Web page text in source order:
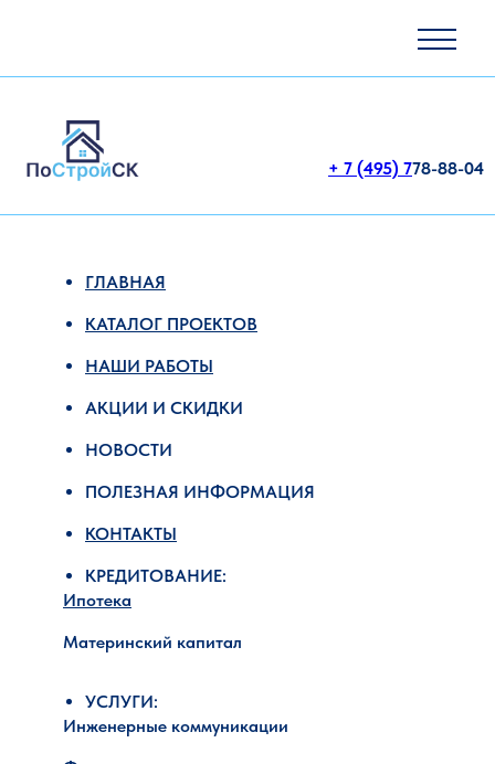
КАТАЛОГ ПРОЕКТОВ
Инженерные коммуникации
Ипотека
ГЛАВНАЯ
УСЛУГИ:
КРЕДИТОВАНИЕ:
АКЦИИ И СКИДКИ
НОВОСТИ
НАШИ РАБОТЫ
Материнский капитал
+ 7 (495) 778-88-04
ПОЛЕЗНАЯ ИНФОРМАЦИЯ
КОНТАКТЫ